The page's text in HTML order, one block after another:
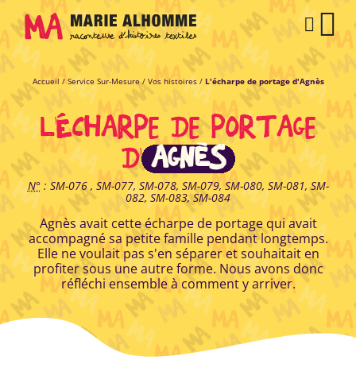
Accueil / Service Sur-Mesure/ Vos histoires/ L'écharpe de portage d'Agnès
L'ÉCHARPE DE PORTAGE
D' AGNÈS
N°: SM-076 , SM-077, SM-078, SM-079, SM-080, SM-081, SM-
082, SM-083, SM-084
Agnès avait cette écharpe de portage qui avait
accompagné sa petite famille pendant longtemps.
Elle ne voulait pas s'en séparer et souhaitait en
profiter sous une autre forme. Nous avons donc
réfléchi ensemble à comment y arriver.
Panneau de gestion des cookies